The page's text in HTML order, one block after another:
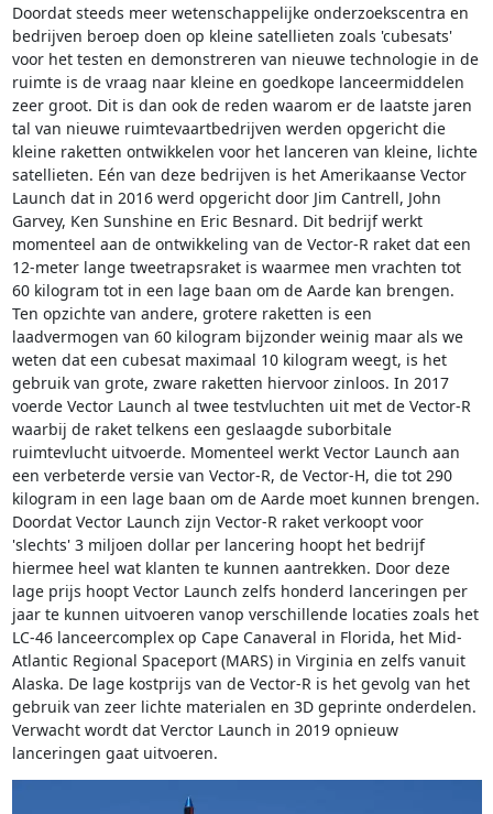
Doordat steeds meer wetenschappelijke onderzoekscentra en
bedrijven beroep doen op kleine satellieten zoals 'cubesats'
voor het testen en demonstreren van nieuwe technologie in de
ruimte is de vraag naar kleine en goedkope lanceermiddelen
zeer groot. Dit is dan ook de reden waarom er de laatste jaren
tal van nieuwe ruimtevaartbedrijven werden opgericht die
kleine raketten ontwikkelen voor het lanceren van kleine, lichte
satellieten. Eén van deze bedrijven is het Amerikaanse Vector
Launch dat in 2016 werd opgericht door Jim Cantrell, John
Garvey, Ken Sunshine en Eric Besnard. Dit bedrijf werkt
momenteel aan de ontwikkeling van de Vector-R raket dat een
12-meter lange tweetrapsraket is waarmee men vrachten tot
60 kilogram tot in een lage baan om de Aarde kan brengen.
Ten opzichte van andere, grotere raketten is een
laadvermogen van 60 kilogram bijzonder weinig maar als we
weten dat een cubesat maximaal 10 kilogram weegt, is het
gebruik van grote, zware raketten hiervoor zinloos. In 2017
voerde Vector Launch al twee testvluchten uit met de Vector-R
waarbij de raket telkens een geslaagde suborbitale
ruimtevlucht uitvoerde. Momenteel werkt Vector Launch aan
een verbeterde versie van Vector-R, de Vector-H, die tot 290
kilogram in een lage baan om de Aarde moet kunnen brengen.
Doordat Vector Launch zijn Vector-R raket verkoopt voor
'slechts' 3 miljoen dollar per lancering hoopt het bedrijf
hiermee heel wat klanten te kunnen aantrekken. Door deze
lage prijs hoopt Vector Launch zelfs honderd lanceringen per
jaar te kunnen uitvoeren vanop verschillende locaties zoals het
LC-46 lanceercomplex op Cape Canaveral in Florida, het Mid-
Atlantic Regional Spaceport (MARS) in Virginia en zelfs vanuit
Alaska. De lage kostprijs van de Vector-R is het gevolg van het
gebruik van zeer lichte materialen en 3D geprinte onderdelen.
Verwacht wordt dat Verctor Launch in 2019 opnieuw
lanceringen gaat uitvoeren.